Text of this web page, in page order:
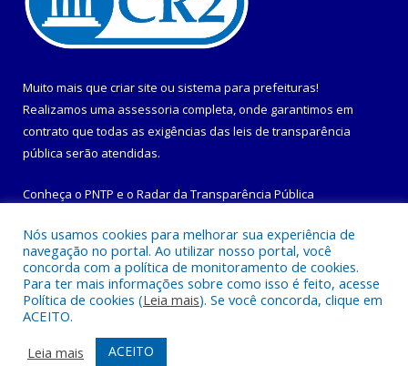
Muito mais que criar site ou sistema para prefeituras!
Realizamos uma assessoria completa, onde garantimos em
contrato que todas as exigências das leis de transparência
pública serão atendidas.
Conheça o PNTP e o Radar da Transparência Pública
Todos os direitos reservados a Prefeitura Municipal de
Maracanã.
Mapa do Site
Acessar Área Administrativa
Nós usamos cookies para melhorar sua experiência de
navegação no portal. Ao utilizar nosso portal, você
concorda com a política de monitoramento de cookies.
Para ter mais informações sobre como isso é feito, acesse
Política de cookies (Leia mais). Se você concorda, clique em
ACEITO.
Leia mais
ACEITO